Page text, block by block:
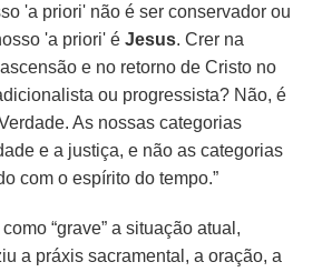
'a priori' não é ser conservador ou
'a priori' éJesus. Crer na
e no retorno de Cristo no
ou progressista? Não, é
As nossas categorias
e a justiça, e não as categorias
com o espírito do tempo.”
“grave” a situação atual,
a práxis sacramental, a oração, a